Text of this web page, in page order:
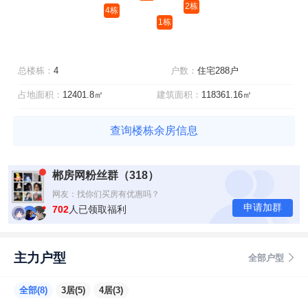
1栋
2栋
4栋
总楼栋： 4 户数： 住宅288户
占地面积： 12401.8㎡ 建筑面积： 118361.16㎡
查询楼栋余房信息
郴房网粉丝群（318）
网友：真的有福利
网友：找你们买房有优惠吗？
网友：现在房价是多少？
702人已领取福利 申请加群
主力户型 全部户型
全部(8) 3居(5) 4居(3)